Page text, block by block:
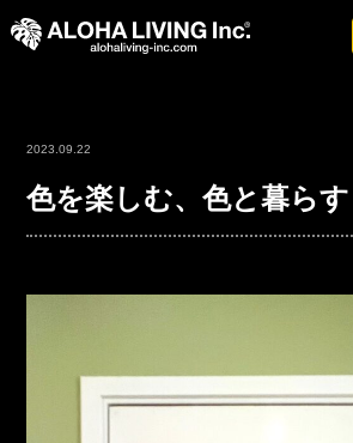
2023.09.22
色を楽しむ、色と暮らす